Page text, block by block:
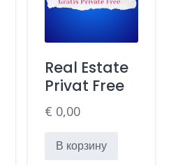
Real Estate
Privat Free
€ 0,00
В корзину